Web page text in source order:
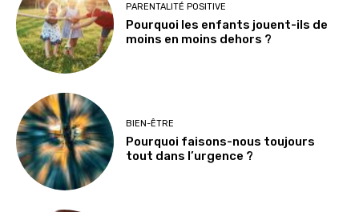
PARENTALITÉ POSITIVE
Pourquoi les enfants jouent-ils de
moins en moins dehors ?
BIEN-ÊTRE
Pourquoi faisons-nous toujours
tout dans l’urgence ?